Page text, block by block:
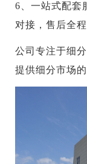
6、一站式配套
对接，售后全程
公司专注于细
提供细分市场